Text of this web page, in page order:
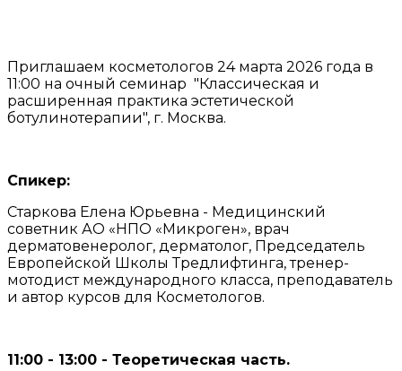
Приглашаем косметологов 24 марта 2026 года в
11:00 на очный семинар "Классическая и
расширенная практика эстетической
ботулинотерапии", г. Москва.
Спикер:
Старкова Елена Юрьевна - Медицинский
советник АО «НПО «Микроген», врач
дерматовенеролог, дерматолог, Председатель
Европейской Школы Тредлифтинга, тренер-
мотодист международного класса, преподаватель
и автор курсов для Косметологов.
11:00 - 13:00 - Теоретическая часть.